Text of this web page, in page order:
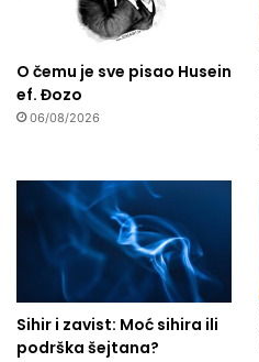
O čemu je sve pisao Husein
ef. Đozo
06/08/2026
Sihir i zavist: Moć sihira ili
podrška šejtana?